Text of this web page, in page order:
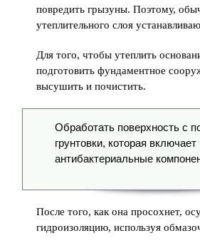
повредить грызуны. Поэтому,
утеплительного слоя
Для того, чтобы утеплить
подготовить фундаментное
высушить и почистить.
Обработать поверхность с
грунтовки, которая включает
антибактериальные
После того, как она просохнет,
гидроизоляцию, используя